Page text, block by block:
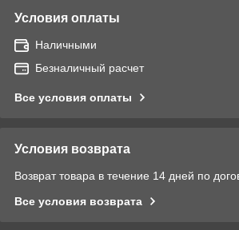
Условия оплаты
Наличными
Безналичный расчет
Все условия оплаты
Условия возврата
Возврат товара в течение 14 дней по
Все условия возврата